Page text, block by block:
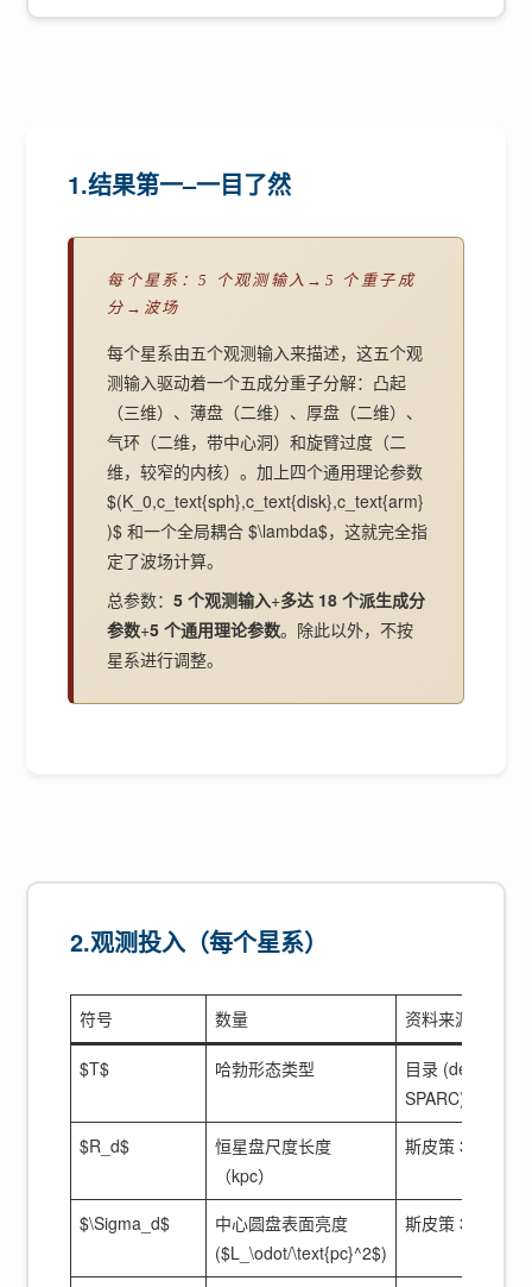
1.结果第一–一目了然
每个星系：5 个观测输入→5 个重子成
分→波场
每个星系由五个观测输入来描述，这五个观
测输入驱动着一个五成分重子分解：凸起
（三维）、薄盘（二维）、厚盘（二维）、
气环（二维，带中心洞）和旋臂过度（二
维，较窄的内核）。加上四个通用理论参数
$(K_0,c_text{sph},c_text{disk},c_text{arm}
)$ 和一个全局耦合 $\lambda$，这就完全指
定了波场计算。
总参数：5 个观测输入+多达 18 个派生成分
参数+5 个通用理论参数。除此以外，不按
星系进行调整。
2.观测投入（每个星系）
符号 数量 资料来源
$T$ 哈勃形态类型
目录 (de
SPARC)
$R_d$
恒星盘尺度长度
（kpc）
斯皮策 3.6 µm
$\Sigma_d$
中心圆盘表面亮度
($L_\odot/\text{pc}^2$)
斯皮策 3.6 µm